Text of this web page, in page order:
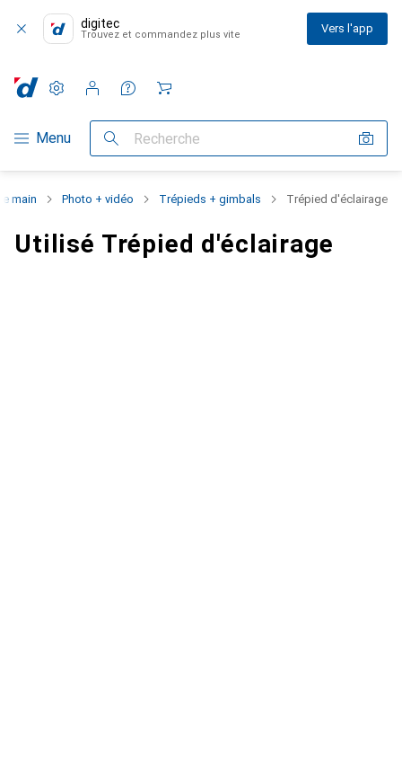
digitec
Trouvez et commandez plus vite Vers l'app
Navigation par catégorie
Menu Recherche
Paramètres
Compte client
Listes de comparaison
Listes d'envies
Panier
main Photo + vidéo Trépieds + gimbals Trépied d'éclairage
Utilisé Trépied d'éclairage